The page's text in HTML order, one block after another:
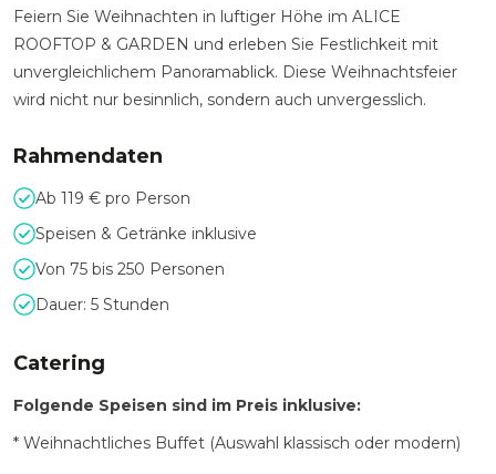
Feiern Sie Weihnachten in luftiger Höhe im ALICE
ROOFTOP & GARDEN und erleben Sie Festlichkeit mit
unvergleichlichem Panoramablick. Diese Weihnachtsfeier
wird nicht nur besinnlich, sondern auch unvergesslich.
Rahmendaten
Ab 119 € pro Person
Speisen & Getränke inklusive
Von 75 bis 250 Personen
Dauer: 5 Stunden
Catering
Folgende Speisen sind im Preis inklusive:
* Weihnachtliches Buffet (Auswahl klassisch oder modern)